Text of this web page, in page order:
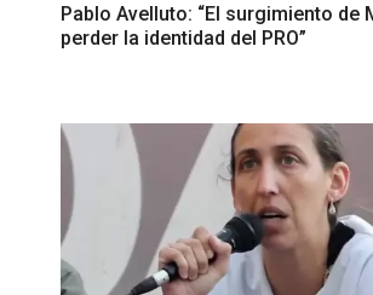
Pablo Avelluto: “El surgimiento de
perder la identidad del PRO”